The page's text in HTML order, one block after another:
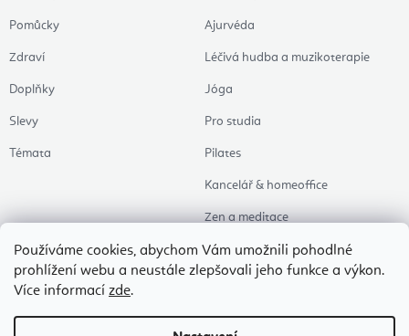
Používáme cookies, abychom Vám umožnili pohodlné
prohlížení webu a neustále zlepšovali jeho funkce a výkon.
Více informací zde.
Pomůcky
Zdraví
Doplňky
Slevy
Témata
Ajurvéda
Léčivá hudba a muzikoterapie
Jóga
Pro studia
Pilates
Kancelář & homeoffice
Zen a meditace
Aromaterapie
Zdravý spánek
Naše oblíbené